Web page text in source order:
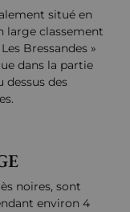
situé en
large classement
Bressandes »
dans la partie
dessus des
noires, sont
environ 4